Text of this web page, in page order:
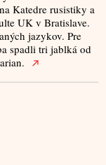
Katedre rusistiky a
UK v Bratislave.
jazykov. Pre
spadli tri jablká od